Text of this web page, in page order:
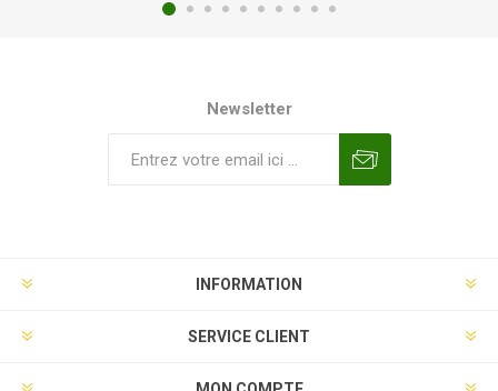
Newsletter
INFORMATION
SERVICE CLIENT